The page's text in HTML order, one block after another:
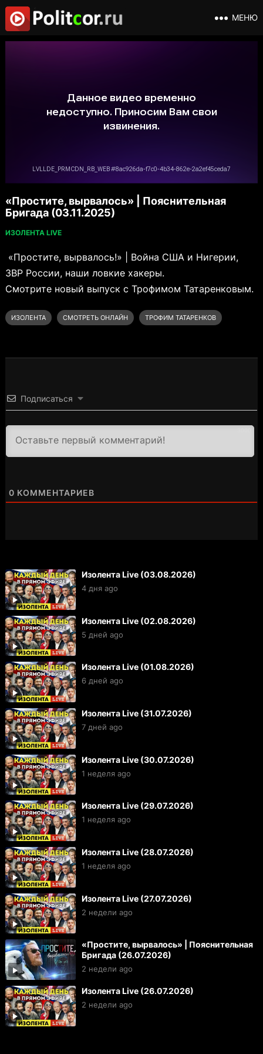
МЕНЮ
«Простите, вырвалось» | Пояснительная
Бригада (03.11.2025)
ИЗОЛЕНТА LIVE
«Простите, вырвалось!» | Война США и Нигерии,
ЗВР России, наши ловкие хакеры.
Смотрите новый выпуск с Трофимом Татаренковым.
ИЗОЛЕНТА СМОТРЕТЬ ОНЛАЙН ТРОФИМ ТАТАРЕНКОВ
Подписаться
0 КОММЕНТАРИЕВ
Изолента Live (03.08.2026)
4 дня ago
Изолента Live (02.08.2026)
5 дней ago
Изолента Live (01.08.2026)
6 дней ago
Изолента Live (31.07.2026)
7 дней ago
Изолента Live (30.07.2026)
1 неделя ago
Изолента Live (29.07.2026)
1 неделя ago
Изолента Live (28.07.2026)
1 неделя ago
Изолента Live (27.07.2026)
2 недели ago
«Простите, вырвалось» | Пояснительная
Бригада (26.07.2026)
2 недели ago
Изолента Live (26.07.2026)
2 недели ago